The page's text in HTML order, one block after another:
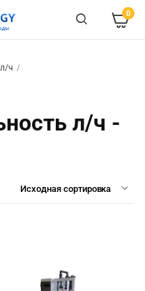
0
ч
л/ч -